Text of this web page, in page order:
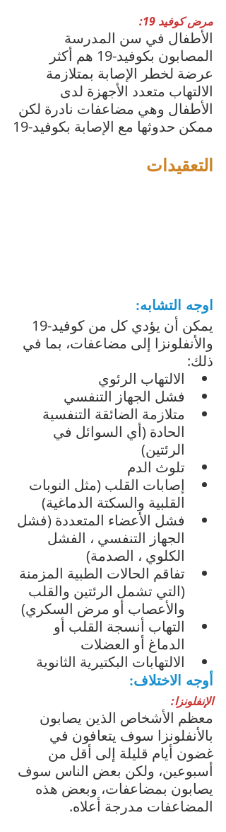
مرض كوفيد 19:
الأطفال في سن المدرسة
المصابون بكوفيد-19 هم أكثر
عرضة لخطر الإصابة بمتلازمة
الالتهاب متعدد الأجهزة لدى
الأطفال وهي مضاعفات نادرة لكن
ممكن حدوثها مع الإصابة بكوفيد-19
التعقيدات
اوجه التشابه:
والأنفلونزا إلى مضاعفات، بما في
ذلك:
الالتهاب الرئوي
فشل الجهاز التنفسي
متلازمة الضائقة التنفسية
الحادة (أي السوائل في
الرئتين)
تلوث الدم
إصابات القلب (مثل النوبات
القلبية والسكتة الدماغية)
فشل الأعضاء المتعددة (فشل
الجهاز التنفسي ، الفشل
الكلوي ، الصدمة)
تفاقم الحالات الطبية المزمنة
(التي تشمل الرئتين والقلب
والأعصاب أو مرض السكري)
التهاب أنسجة القلب أو
الدماغ أو العضلات
الالتهابات البكتيرية الثانوية
أوجه الاختلاف:
الإنفلونزا:
معظم الأشخاص الذين يصابون
بالأنفلونزا سوف يتعافون في
غضون أيام قليلة إلى أقل من
أسبوعين، ولكن بعض الناس سوف
يصابون بمضاعفات، وبعض هذه
المضاعفات مدرجة أعلاه.